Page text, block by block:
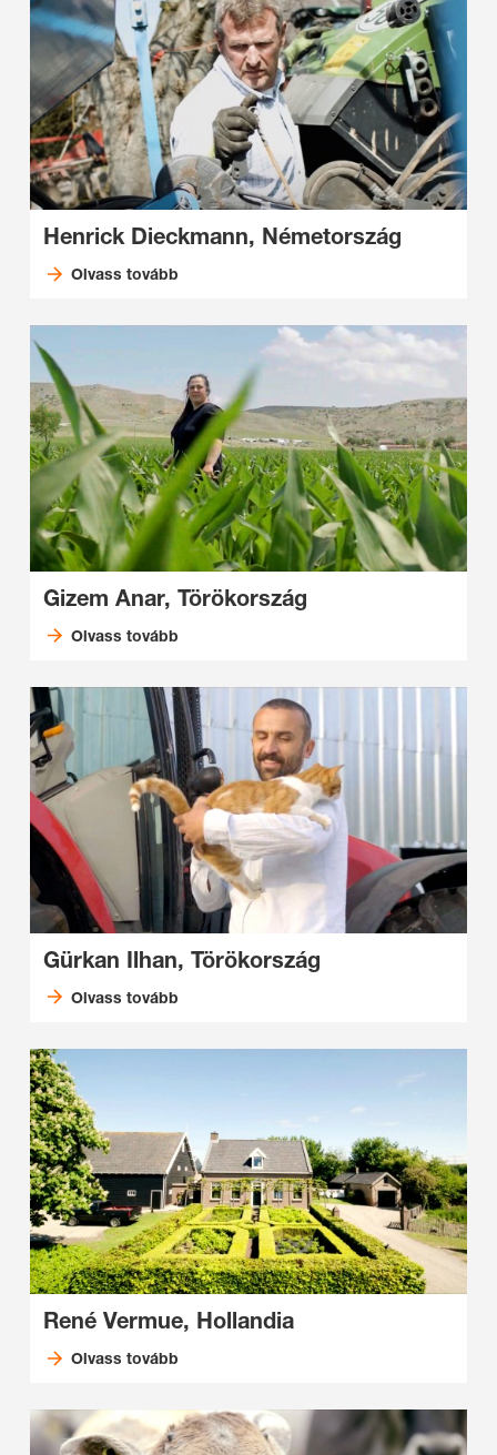
Henrick Dieckmann, Németország
Olvass tovább
Gizem Anar, Törökország
Olvass tovább
Gürkan Ilhan, Törökország
Olvass tovább
René Vermue, Hollandia
Olvass tovább